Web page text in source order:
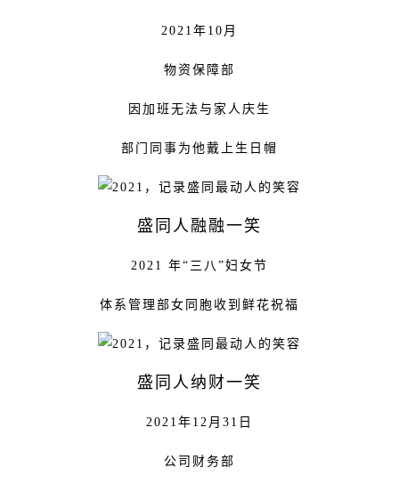
2021年10月
物资保障部
因加班无法与家人庆生
部门同事为他戴上生日帽
盛同人融融一笑
2021 年“三八”妇女节
体系管理部女同胞收到鲜花祝福
盛同人纳财一笑
2021年12月31日
公司财务部